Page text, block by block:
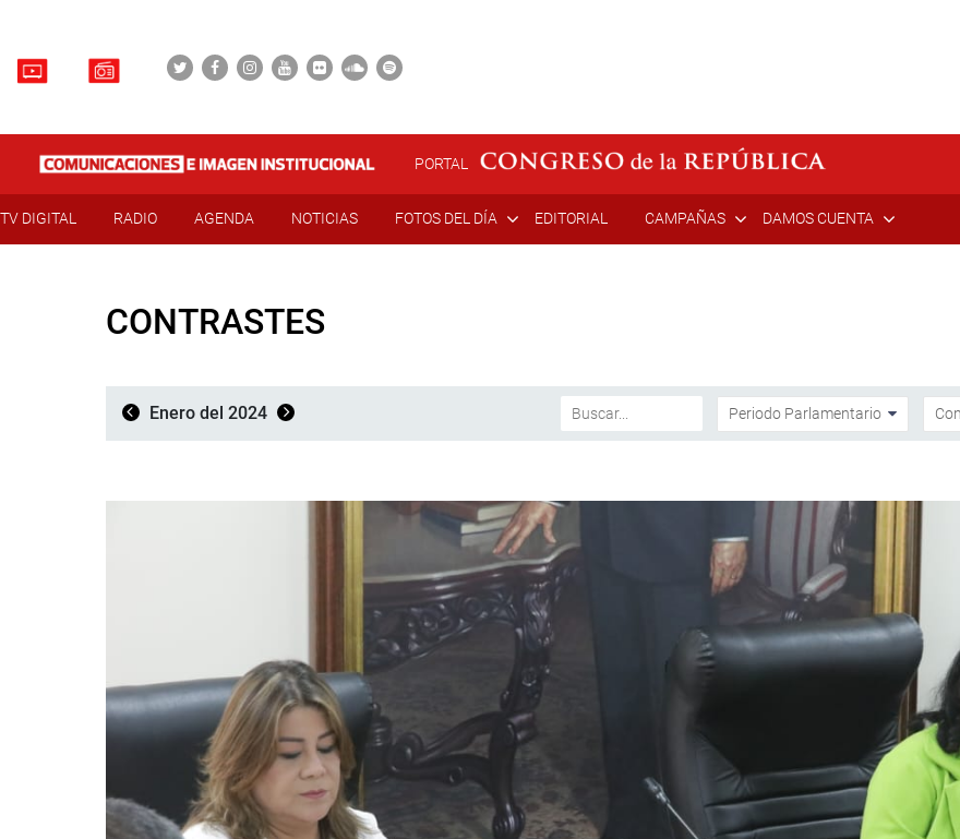
PORTAL
TV DIGITAL RADIO AGENDA NOTICIAS FOTOS DEL DÍA EDITORIAL CAMPAÑAS DAMOS CUENTA
CONTRASTES
Enero del 2024